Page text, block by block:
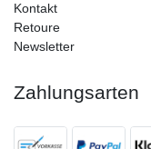
Kontakt
Retoure
Newsletter
Zahlungsarten